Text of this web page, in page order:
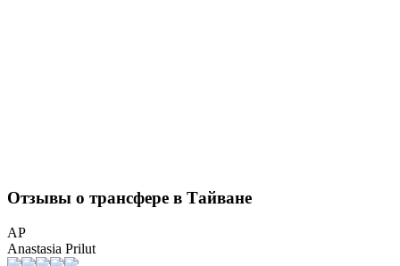
Отзывы о трансфере в Тайване
AP
Anastasia Prilut